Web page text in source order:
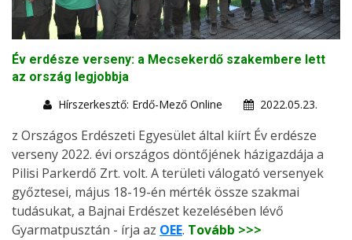
Év erdésze verseny: a Mecsekerdő szakembere lett
az ország legjobbja
Hírszerkesztő: Erdő-Mező Online
2022.05.23.
z Országos Erdészeti Egyesület által kiírt Év erdésze
verseny 2022. évi országos döntőjének házigazdája a
Pilisi Parkerdő Zrt. volt. A területi válogató versenyek
győztesei, május 18-19-én mérték össze szakmai
tudásukat, a Bajnai Erdészet kezelésében lévő
Gyarmatpusztán - írja az OEE. Tovább >>>